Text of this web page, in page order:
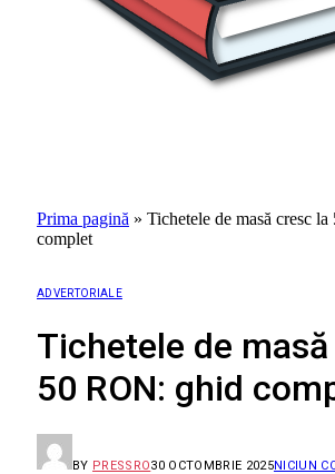
Prima pagină » Tichetele de masă cresc
complet
ADVERTORIALE
Tichetele de
50 RON: ghid
BY PRESSRO30 OCTOMBRIE 2025NICIUN